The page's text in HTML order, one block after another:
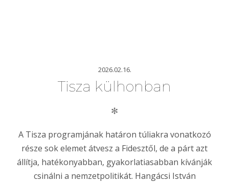
2026.02.16.
Tisza külhonban
✻
A Tisza programjának határon túliakra vonatkozó
része sok elemet átvesz a Fidesztől, de a párt azt
állítja, hatékonyabban, gyakorlatiasabban kívánják
csinálni a nemzetpolitikát. Hangácsi István